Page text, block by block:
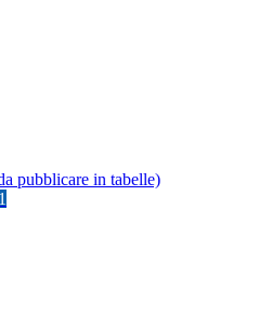
pubblicare in tabelle)
1